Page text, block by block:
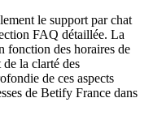
le support par chat
FAQ détaillée. La
fonction des horaires de
la clarté des
de ces aspects
de Betify France dans